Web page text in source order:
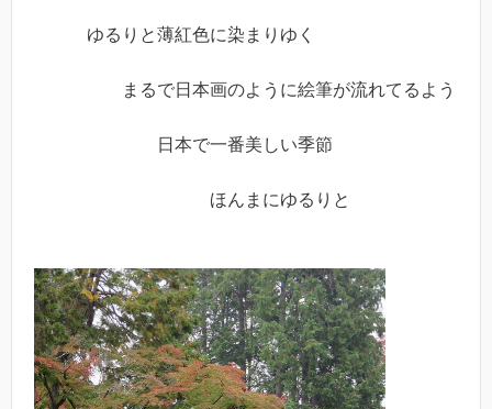
ゆるりと薄紅色に染まりゆく
まるで日本画のように絵筆が流れてるよう
日本で一番美しい季節
ほんまにゆるりと